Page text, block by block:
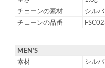
チェーンの素材
シル
チェーンの品番
MEN’S
素材
シル